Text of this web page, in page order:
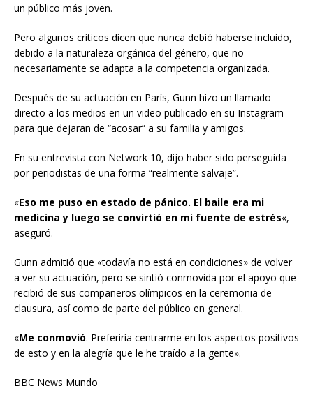
un público más joven.
Pero algunos críticos dicen que nunca debió haberse incluido,
debido a la naturaleza orgánica del género, que no
necesariamente se adapta a la competencia organizada.
Después de su actuación en París, Gunn hizo un llamado
directo a los medios en un video publicado en su Instagram
para que dejaran de “acosar” a su familia y amigos.
En su entrevista con Network 10, dijo haber sido perseguida
por periodistas de una forma “realmente salvaje”.
«Eso me puso en estado de pánico. El baile era mi
medicina y luego se convirtió en mi fuente de estrés«,
aseguró.
Gunn admitió que «todavía no está en condiciones» de volver
a ver su actuación, pero se sintió conmovida por el apoyo que
recibió de sus compañeros olímpicos en la ceremonia de
clausura, así como de parte del público en general.
«Me conmovió. Preferiría centrarme en los aspectos positivos
de esto y en la alegría que le he traído a la gente».
BBC News Mundo